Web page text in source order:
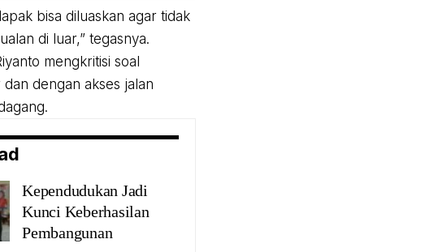
bisa diluaskan agar tidak
di luar,” tegasnya.
mengkritisi soal
dengan akses jalan
Kependudukan Jadi
Kunci Keberhasilan
Pembangunan